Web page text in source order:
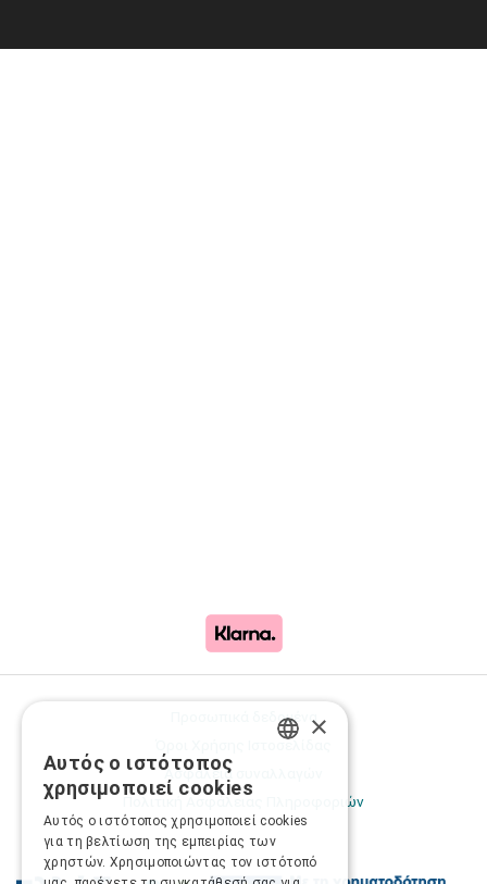
Προσωπικά δεδομένα
Όροι Χρήσης Ιστοσελίδας
Ασφάλεια συναλλαγών
Πολιτική Ασφάλειας Πληροφοριών
×
Αυτός ο ιστότοπος
χρησιμοποιεί cookies
Αυτός ο ιστότοπος χρησιμοποιεί cookies
για τη βελτίωση της εμπειρίας των
χρηστών. Χρησιμοποιώντας τον ιστότοπό